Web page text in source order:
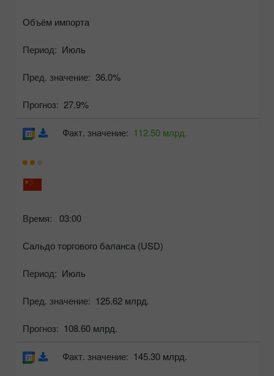
Объём импорта
Период: Июль
Пред. значение: 36.0%
Прогноз: 27.9%
Время: 03:00
Сальдо торгового баланса (USD)
Период: Июль
Пред. значение: 125.62 млрд.
Прогноз: 108.60 млрд.
Факт. значение: 112.50 млрд.
Факт. значение: 145.30 млрд.